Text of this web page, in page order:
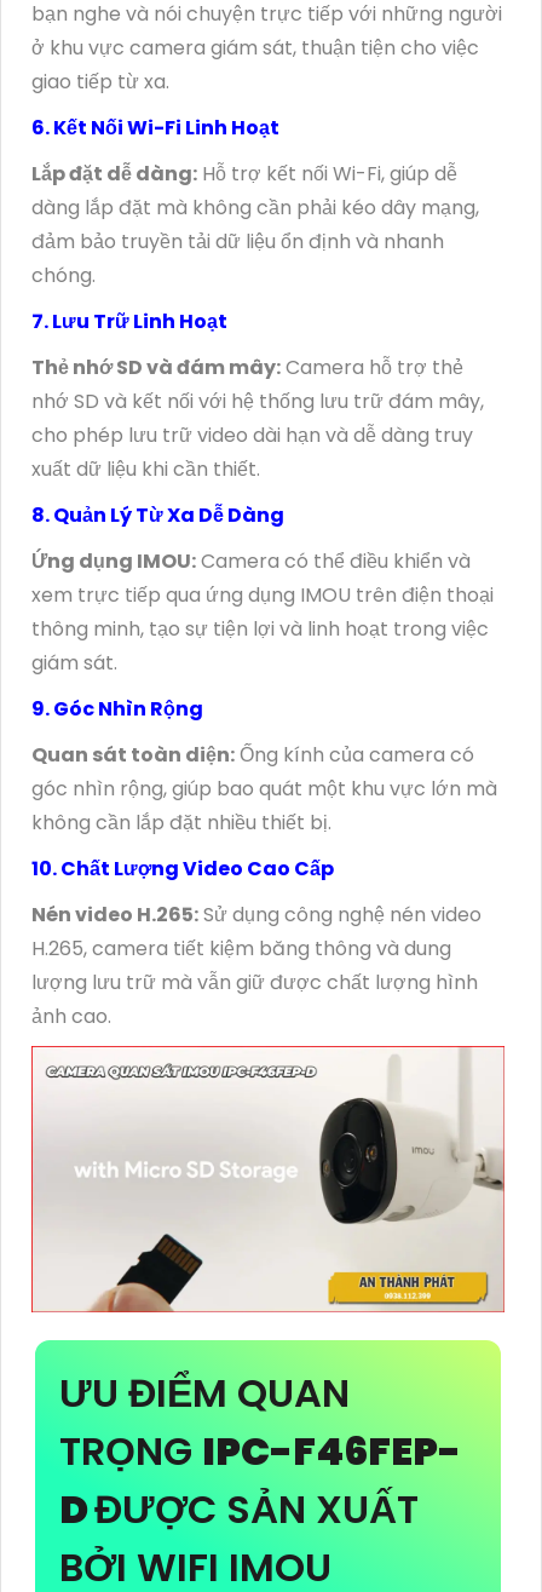
bạn nghe và nói chuyện trực tiếp với những người
ở khu vực camera giám sát, thuận tiện cho việc
giao tiếp từ xa.
6. Kết Nối Wi-Fi Linh Hoạt
Lắp đặt dễ dàng: Hỗ trợ kết nối Wi-Fi, giúp dễ
dàng lắp đặt mà không cần phải kéo dây mạng,
đảm bảo truyền tải dữ liệu ổn định và nhanh
chóng.
7. Lưu Trữ Linh Hoạt
Thẻ nhớ SD và đám mây:Camera hỗ trợ thẻ
nhớ SD và kết nối với hệ thống lưu trữ đám mây,
cho phép lưu trữ video dài hạn và dễ dàng truy
xuất dữ liệu khi cần thiết.
8. Quản Lý Từ Xa Dễ Dàng
Ứng dụng IMOU:Camera có thể điều khiển và
xem trực tiếp qua ứng dụng IMOU trên điện thoại
thông minh, tạo sự tiện lợi và linh hoạt trong việc
giám sát.
9. Góc Nhìn Rộng
Quan sát toàn diện:Ống kính của camera có
góc nhìn rộng, giúp bao quát một khu vực lớn mà
không cần lắp đặt nhiều thiết bị.
10. Chất Lượng Video Cao Cấp
Nén video H.265:Sử dụng công nghệ nén video
H.265, camera tiết kiệm băng thông và dung
lượng lưu trữ mà vẫn giữ được chất lượng hình
ảnh cao.
ƯU ĐIỂM QUAN
TRỌNG IPC-F46FEP-
DĐƯỢC SẢN XUẤT
BỞI WIFI IMOU